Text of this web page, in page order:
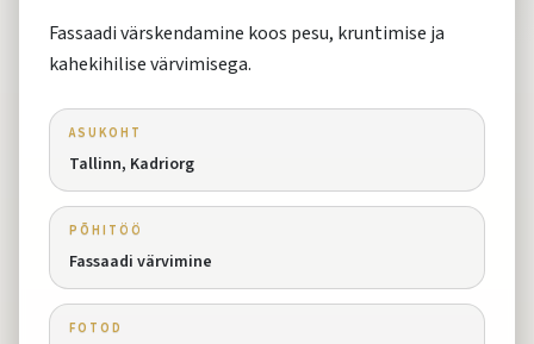
Fassaadi värskendamine koos pesu, kruntimise ja
kahekihilise värvimisega.
ASUKOHT
Tallinn, Kadriorg
PÕHITÖÖ
Fassaadi värvimine
FOTOD